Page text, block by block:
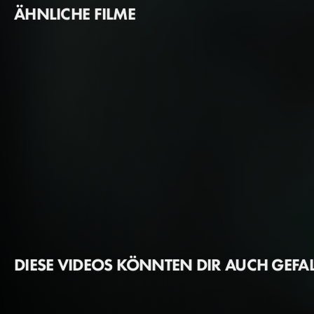
ÄHNLICHE FILME
DIESE VIDEOS KÖNNTEN DIR AUCH